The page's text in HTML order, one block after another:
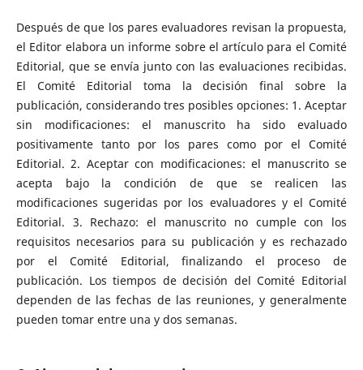
Después de que los pares evaluadores revisan la propuesta,
el Editor elabora un informe sobre el artículo para el Comité
Editorial, que se envía junto con las evaluaciones recibidas.
El Comité Editorial toma la decisión final sobre la
publicación, considerando tres posibles opciones: 1. Aceptar
sin modificaciones: el manuscrito ha sido evaluado
positivamente tanto por los pares como por el Comité
Editorial. 2. Aceptar con modificaciones: el manuscrito se
acepta bajo la condición de que se realicen las
modificaciones sugeridas por los evaluadores y el Comité
Editorial. 3. Rechazo: el manuscrito no cumple con los
requisitos necesarios para su publicación y es rechazado
por el Comité Editorial, finalizando el proceso de
publicación. Los tiempos de decisión del Comité Editorial
dependen de las fechas de las reuniones, y generalmente
pueden tomar entre una y dos semanas.